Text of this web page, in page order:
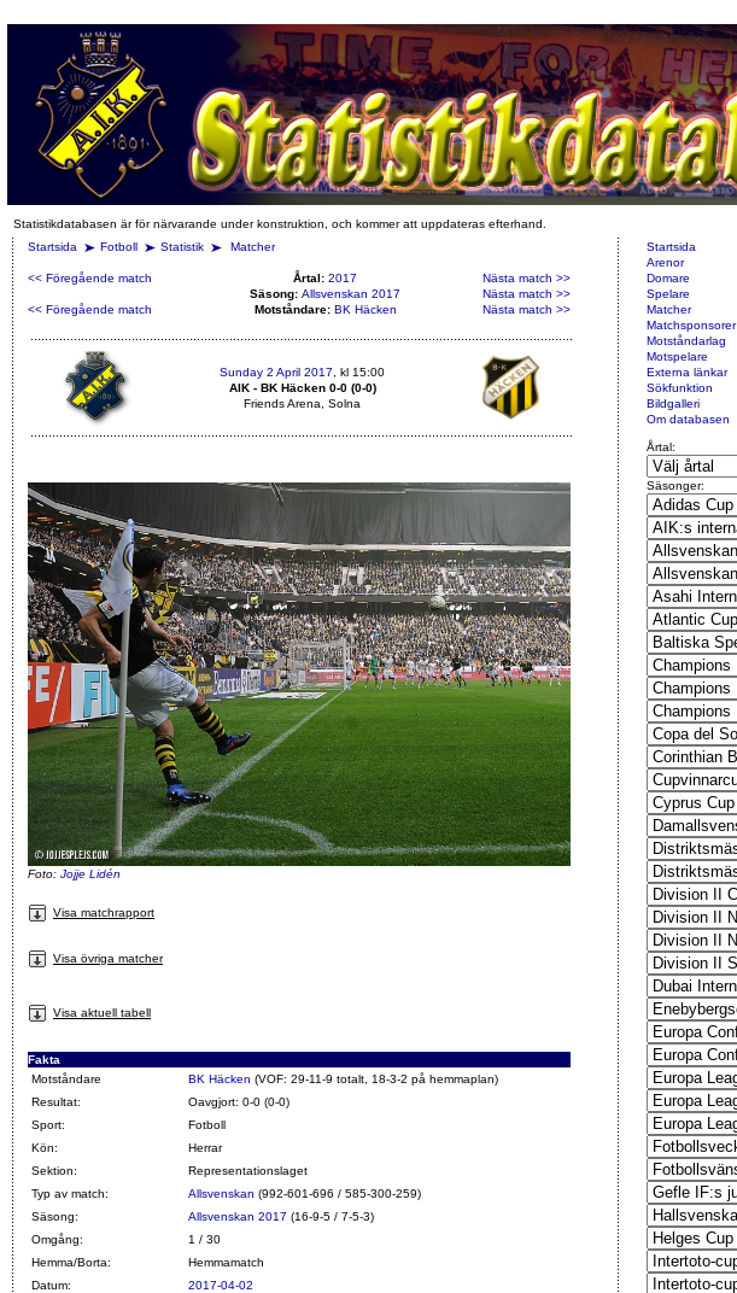
Statistikdatabasen är för närvarande under konstruktion, och kommer att uppdateras efterhand.
Startsida
Fotboll Statistik Matcher
<< Föregående match Årtal: 2017
Nästa match >>
Säsong: Allsvenskan 2017
Nästa match >>
<< Föregående match
Motståndare: BK Häcken Nästa match >>
Sunday 2 April 2017 , kl 15:00
AIK - BK Häcken 0-0 (0-0)
Friends Arena, Solna
Foto: Jojje Lidén
Visa matchrapport
Visa övriga matcher
Visa aktuell tabell
Fakta
Motståndare
BK Häcken (VOF: 29-11-9 totalt, 18-3-2 på hemmaplan)
Resultat:
Oavgjort: 0-0 (0-0)
Sport:
Fotboll
Kön:
Herrar
Sektion:
Representationslaget
Typ av match:
Allsvenskan (992-601-696 / 585-300-259)
Säsong:
Allsvenskan 2017 (16-9-5 / 7-5-3)
Omgång:
1 / 30
Hemma/Borta:
Hemmamatch
Datum:
2017-04-02
Startsida
Arenor
Domare
Spelare
Matcher
Matchsponsorer
Motståndarlag
Motspelare
Externa länkar
Sökfunktion
Bildgalleri
Om databasen
Årtal:
Säsonger: